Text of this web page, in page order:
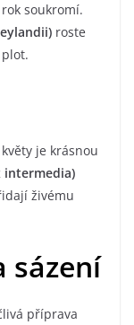
soukromí.
roste
je krásnou
intermedia)
živému
sázení
příprava